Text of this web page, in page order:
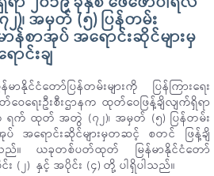
အမှတ် (၅) ပြန်တမ်း
န်စာအုပ် အရောင်းဆိုင်များမှ
င်းချ
င်ငံတော်ပြန်တမ်းများကို ပြန်ကြားရေး
ေရေးဦးစီးဌာနက ထုတ်ဝေဖြန့်ချိလျက်ရှိရာ
၁ ရက် ထုတ် အတွဲ (၇၂)၊ အမှတ် (၅) ပြန်တမ်း
ပ် အရောင်းဆိုင်များမှတဆင့် စတင် ဖြန့်ချိ
ါသည်။ ယခုတစ်ပတ်ထုတ် မြန်မာနိုင်ငံတော်
(၂) နှင့် အပိုင်း (၄) တို့ ပါရှိပါသည်။